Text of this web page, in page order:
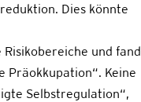
Dies könnte
und fand
Präokkupation“. Keine
Selbstregulation“,